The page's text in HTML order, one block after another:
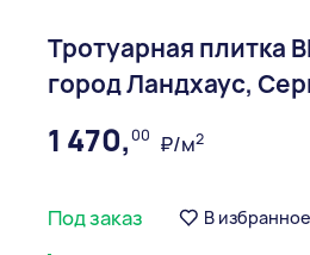
Тротуарная плитка
город Ландхаус,
1 470,00 ₽/м2
Под заказ В избранное